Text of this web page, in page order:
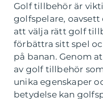
Golf tillbehör är
golfspelare, oavsett
att välja rätt golf
förbättra sitt spel
på banan. Genom
av golf tillbehör
unika egenskaper
betydelse kan